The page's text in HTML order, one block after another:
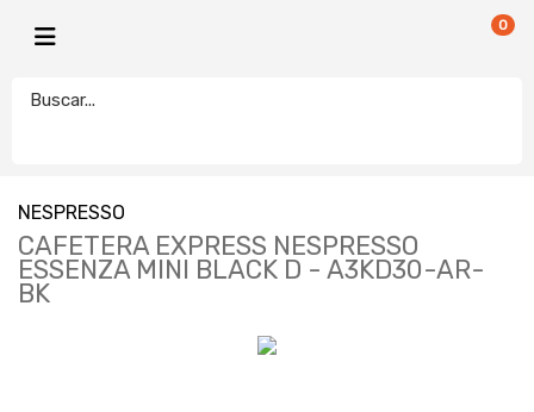
0
NESPRESSO
CAFETERA EXPRESS NESPRESSO
ESSENZA MINI BLACK D - A3KD30-AR-
BK